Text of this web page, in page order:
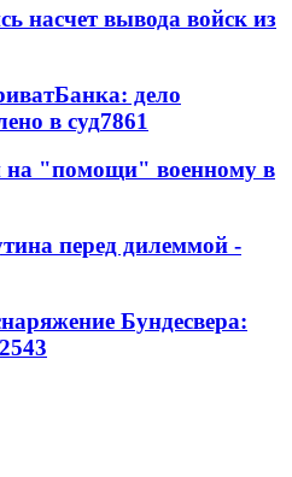
насчет вывода войск из
дело
в суд7861
"помощи" военному в
перед дилеммой -
Бундесвера:
2543